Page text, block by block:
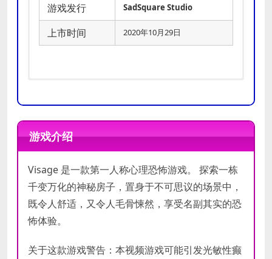
游戏发行 SadSquare Studio
上市时间 2020年10月29日
WINDOWS® 7, 8, 8.1, 10
处理器
Intel® Core™ i3 or AMD Ryzen™ 3
内存
6 GB RAM
显卡
NVIDIA® GeForce® GTX 950 or
AMD Radeon™ R7 370
DirectX
版本
WINDOWS® 7, 8, 8.1, 10
处理器
Intel® Core™ i5 or AMD Ryzen™ 5
内存
8 GB RAM
显卡
NVIDIA® GeForce® GTX 1060 or
AMD Radeon™ RX 480
DirectX
版本
游戏介绍
Visage 是一款第一人称心理恐怖游戏。 探索一栋
千变万化的神秘房子，置身于不可思议的场景中，
既令人舒适，又令人毛骨悚然，享受名副其实的恐
怖体验。
关于这款游戏警告：本视频游戏可能引发光敏性癫